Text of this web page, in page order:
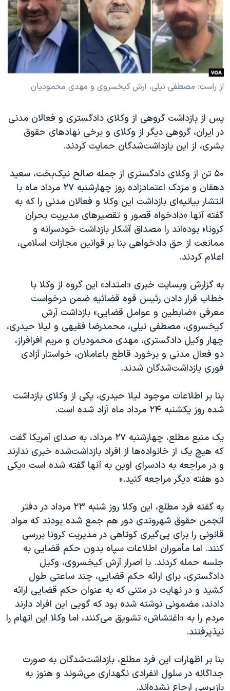
فرهنگ و زندگی
حقوق شهروندی
اقتصادی
علم و فناوری
اسرائیل در جنگ
آرشیو پخش زنده
مستندها
انتخابات ریاست جمهوری آمریکا ۲۰۲۴
حمله جمهوری اسلامی به اسرائیل
رمز مهسا
ورزش زنان در ایران
مجموعه مستندهای دادخواهی
تریبونال مردمی آبان ۹۸
چهل سال گروگان‌گیری
قانون شفافیت دارائی کادر رهبری ایران
اعتراضات مردمی آبان ۹۸
اسرائیل در جنگ
نرگس محمدی برنده جایزه نوبل صلح
صفحه‌های ویژه
سفر پرزیدنت ترامپ به چین
دنبال کنید
زبانهای مختلف
از راست: مصطفی نیلی، آرش کیخسروی و مهدی محمودیان
پس از بازداشت گروهی از وکلای دادگستری و فعالان مدنی
در ایران،‌ گروهی دیگر از وکلای و برخی نهاد‌های حقوق
بشری، از این بازداشت‌شدگان حمایت کردند.
۵۰ تن از وکلای دادگستری از جمله صالح نیک‌بخت،‌ سعید
دهقان و مزدک اعتمادزاده روز چهارشنبه ۲۷ مرداد ماه با
انتشار بیانیه‌ای بازداشت این وکلا و فعالان مدنی را که به
گفته آنها «دادخواه قصور و تقصیرهای مدیریت بحران
کرونا» بوده‌اند را مصداق آشکار بازداشت خودسرانه و
ممانعت از حق دادخواهی بنا بر قوانین مجازات اسلامی،
اعلام کردند.
به گزارش وبسایت خبری «امتداد» این گروه از وکلا با
خطاب قرار دادن رئیس قوه قضائیه ضمن درخواست
معرفی «ضابطین و عوامل قضایی» بازداشت آرش
کیخسروی، مصطفی نیلی، محمدرضا فقیهی و لیلا حیدری،‌
چهار وکیل دادگستری، مهدی محمودیان و مریم افرافراز،
دو فعال مدنی و برخورد قاطع باعاملان، خواستار آزادی
فوری بازداشت‌شدگان شدند.
بنا بر اطلاعات موجود لیلا حیدری، ‌یکی از وکلای بازداشت
شده روز یکشنبه ۲۴ مرداد ماه آزاد شده است.
یک منبع مطلع، چهارشنبه ۲۷ مرداد، به صدای آمریکا گفت
که هیچ یک از خانواده‌ها از افراد بازداشت‌شده خبری ندارند
و در مراجعه به دادسرای اوین به آنها گفته شده است «یکی
دو هفته دیگر مراجعه کنید.»
به گفته فرد مطلع، این وکلا روز شنبه ۲۳ مرداد در دفتر
انجمن حقوق شهروندی دور هم جمع شده بودند که مواد
قانونی را برای پی‌گیری کوتاهی در مدیریت کرونا بررسی
کنند. اما مأموران اطلاعات سپاه بدون حکم قضایی به
جلسه حمله کردند. با اصرار آرش کیخسروی، وکیل
دادگستری، برای ارائه حکم قضایی، چند ساعتی طول
کشید و در نهایت در متنی که به عنوان حکم قضایی ارائه
دادند، مضمونی نوشته شده بود که گویی این افراد دارند
مردم را به «اغتشاش» تشویق می‌کنند، اما وکلا این اتهام را
نپذیرفتند.
بنا بر اظهارات این فرد مطلع، بازداشت‌شدگان به صورت
جداگانه در سلول انفرادی نگهداری می‌شوند و هنوز به
بازپرسی ارجاع نشده‌اند.